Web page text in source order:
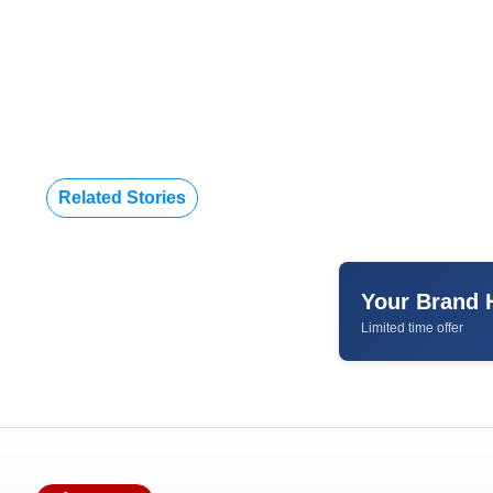
Related Stories
Your Brand
Limited time offer